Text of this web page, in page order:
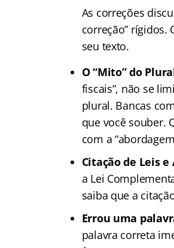
As correções
correção” rígidos.
seu texto.
O “Mito” do
fiscais”, não se
plural. Bancas
que você souber.
com a
Citação de Leis e
a Lei
saiba que a
Errou uma
palavra correta